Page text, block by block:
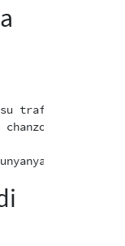
trafiki ya SMTP
cha